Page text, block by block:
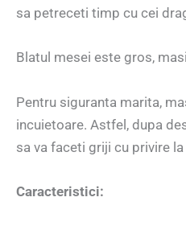
sa petreceti timp cu cei
Blatul mesei este gros,
Pentru siguranta marita,
incuietoare. Astfel, dupa
sa va faceti griji cu privire
Caracteristici: